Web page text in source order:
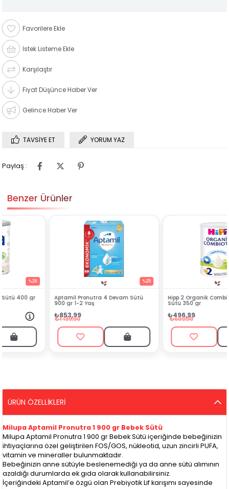
Favorilere Ekle
İstek Listeme Ekle
Karşılaştır
Fiyat Düşünce Haber Ver
Gelince Haber Ver
TAVSIYE ET YORUM YAZ
Paylaş :
Benzer Ürünler
%25
Aptamil Pronutra 4 Devam Sütü
₺853,99
₺1.139,90
%19
Hipp 2 Organik Combiotik Devam
ÜRÜN ÖZELLIKLERI
Milupa Aptamil Pronutra 1 900 gr Bebek Sütü
Milupa Aptamil Pronutra 1 900 gr Bebek Sütü içeriğinde bebeğinizin
ihtiyaçlarına özel geliştirilen FOS/GOS, nükleotid, uzun zincirli PUFA,
vitamin ve mineraller bulunmaktadır.
Bebeğinizin anne sütüyle beslenemediği ya da anne sütü alımının
azaldığı durumlarda ek gıda olarak kullanabilirsiniz.
İçeriğindeki Aptamil’e özgü olan Prebiyotik Lif karışımı sayesinde